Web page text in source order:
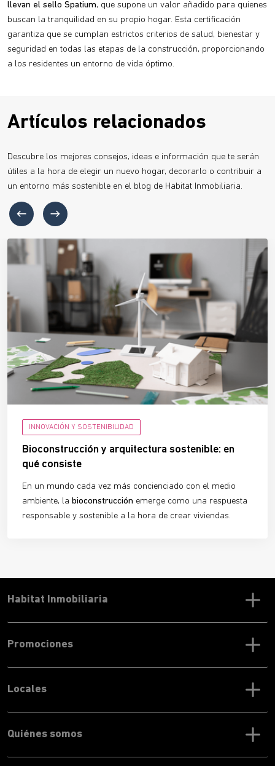
llevan el sello Spatium, que supone un valor añadido para quienes
buscan la tranquilidad en su propio hogar. Esta certificación
garantiza que se cumplan estrictos criterios de salud, bienestar y
seguridad en todas las etapas de la construcción, proporcionando
a los residentes un entorno de vida óptimo.
Artículos relacionados
Descubre los mejores consejos, ideas e información que te serán
útiles a la hora de elegir un nuevo hogar, decorarlo o contribuir a
un entorno más sostenible en el blog de Habitat Inmobiliaria.
INNOVACIÓN Y SOSTENIBILIDAD
Bioconstrucción y arquitectura sostenible: en
qué consiste
En un mundo cada vez más concienciado con el medio
ambiente, la bioconstrucción emerge como una respuesta
responsable y sostenible a la hora de crear viviendas.
Promociones
Locales
Quiénes somos
Habitat Inmobiliaria